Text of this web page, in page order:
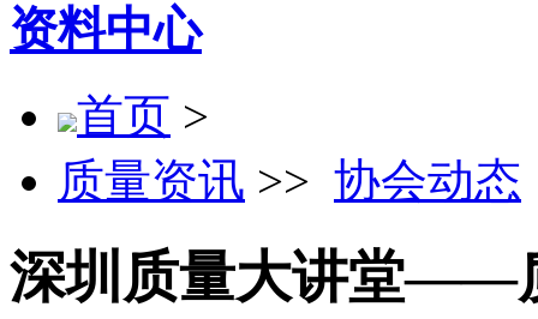
资料中心
首页 >
质量资讯 >> 协会动态
深圳质量大讲堂——